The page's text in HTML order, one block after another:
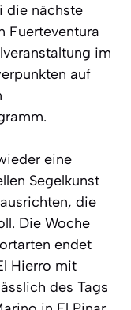
die nächste
Fuerteventura
im
auf
eine
Segelkunst
die
Die Woche
endet
Hierro mit
des Tags